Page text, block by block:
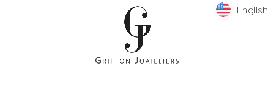
English
English